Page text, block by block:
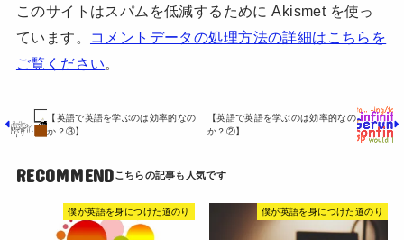
このサイトはスパムを低減するために Akismet を使っ
ています。
コメントデータの処理方法の詳細はこちらを
ご覧ください。
【英語で英語を学ぶのは効率的なの
か？③】
【英語で英語を学ぶのは効率的なの
か？②】
RECOMMEND
僕が英語を身につけた道のり 僕が英語を身につけた道のり